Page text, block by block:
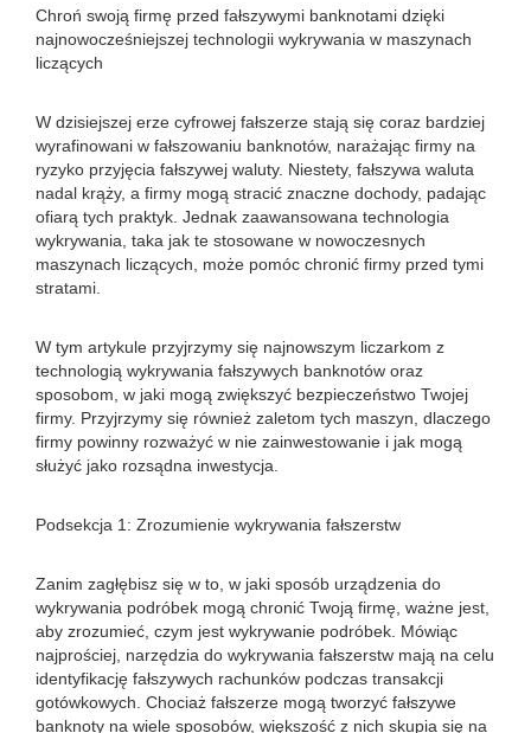
Chroń swoją firmę przed fałszywymi banknotami dzięki
najnowocześniejszej technologii wykrywania w maszynach
liczących
W dzisiejszej erze cyfrowej fałszerze stają się coraz bardziej
wyrafinowani w fałszowaniu banknotów, narażając firmy na
ryzyko przyjęcia fałszywej waluty. Niestety, fałszywa waluta
nadal krąży, a firmy mogą stracić znaczne dochody, padając
ofiarą tych praktyk. Jednak zaawansowana technologia
wykrywania, taka jak te stosowane w nowoczesnych
maszynach liczących, może pomóc chronić firmy przed tymi
stratami.
W tym artykule przyjrzymy się najnowszym liczarkom z
technologią wykrywania fałszywych banknotów oraz
sposobom, w jaki mogą zwiększyć bezpieczeństwo Twojej
firmy. Przyjrzymy się również zaletom tych maszyn, dlaczego
firmy powinny rozważyć w nie zainwestowanie i jak mogą
służyć jako rozsądna inwestycja.
Podsekcja 1: Zrozumienie wykrywania fałszerstw
Zanim zagłębisz się w to, w jaki sposób urządzenia do
wykrywania podróbek mogą chronić Twoją firmę, ważne jest,
aby zrozumieć, czym jest wykrywanie podróbek. Mówiąc
najprościej, narzędzia do wykrywania fałszerstw mają na celu
identyfikację fałszywych rachunków podczas transakcji
gotówkowych. Chociaż fałszerze mogą tworzyć fałszywe
banknoty na wiele sposobów, większość z nich skupia się na